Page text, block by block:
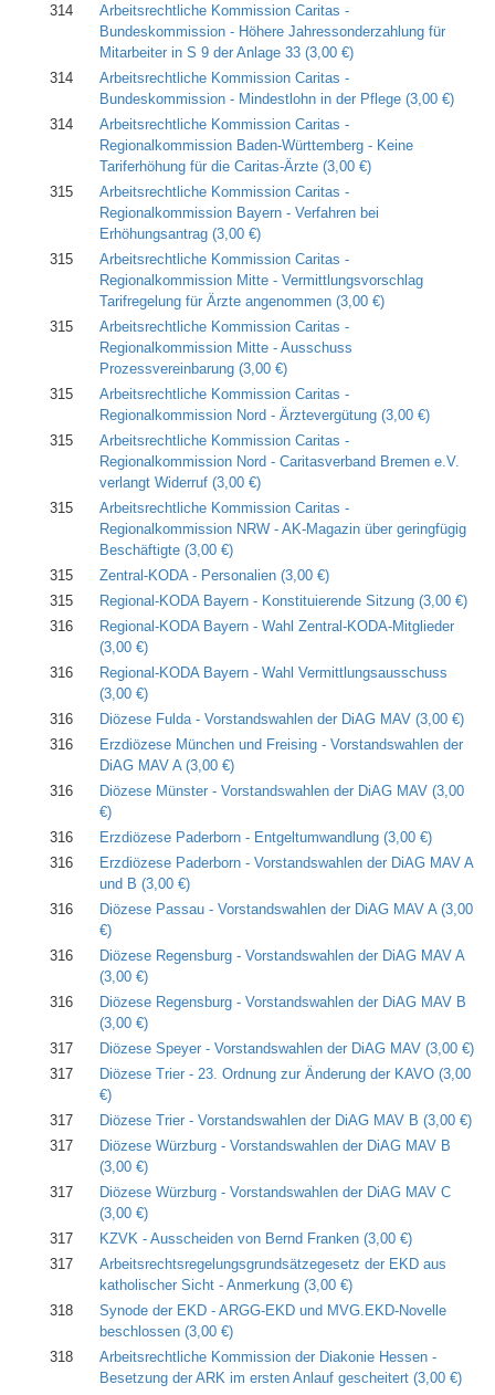
314
Arbeitsrechtliche Kommission Caritas -
Bundeskommission - Höhere Jahressonderzahlung für
Mitarbeiter in S 9 der Anlage 33 (3,00 €)
314
Arbeitsrechtliche Kommission Caritas -
Bundeskommission - Mindestlohn in der Pflege (3,00 €)
314
Arbeitsrechtliche Kommission Caritas -
Regionalkommission Baden-Württemberg - Keine
Tariferhöhung für die Caritas-Ärzte (3,00 €)
315
Arbeitsrechtliche Kommission Caritas -
Regionalkommission Bayern - Verfahren bei
Erhöhungsantrag (3,00 €)
315
Arbeitsrechtliche Kommission Caritas -
Regionalkommission Mitte - Vermittlungsvorschlag
Tarifregelung für Ärzte angenommen (3,00 €)
315
Arbeitsrechtliche Kommission Caritas -
Regionalkommission Mitte - Ausschuss
Prozessvereinbarung (3,00 €)
315
Arbeitsrechtliche Kommission Caritas -
Regionalkommission Nord - Ärztevergütung (3,00 €)
315
Arbeitsrechtliche Kommission Caritas -
Regionalkommission Nord - Caritasverband Bremen e.V.
verlangt Widerruf (3,00 €)
315
Arbeitsrechtliche Kommission Caritas -
Regionalkommission NRW - AK-Magazin über geringfügig
Beschäftigte (3,00 €)
315
Zentral-KODA - Personalien (3,00 €)
315
Regional-KODA Bayern - Konstituierende Sitzung (3,00 €)
316
Regional-KODA Bayern - Wahl Zentral-KODA-Mitglieder
(3,00 €)
316
Regional-KODA Bayern - Wahl Vermittlungsausschuss
(3,00 €)
316
Diözese Fulda - Vorstandswahlen der DiAG MAV (3,00 €)
316
Erzdiözese München und Freising - Vorstandswahlen der
DiAG MAV A (3,00 €)
316
Diözese Münster - Vorstandswahlen der DiAG MAV (3,00
€)
316
Erzdiözese Paderborn - Entgeltumwandlung (3,00 €)
316
Erzdiözese Paderborn - Vorstandswahlen der DiAG MAV A
und B (3,00 €)
316
Diözese Passau - Vorstandswahlen der DiAG MAV A (3,00
€)
316
Diözese Regensburg - Vorstandswahlen der DiAG MAV A
(3,00 €)
316
Diözese Regensburg - Vorstandswahlen der DiAG MAV B
(3,00 €)
317
Diözese Speyer - Vorstandswahlen der DiAG MAV (3,00 €)
317
Diözese Trier - 23. Ordnung zur Änderung der KAVO (3,00
€)
317
Diözese Trier - Vorstandswahlen der DiAG MAV B (3,00 €)
317
Diözese Würzburg - Vorstandswahlen der DiAG MAV B
(3,00 €)
317
Diözese Würzburg - Vorstandswahlen der DiAG MAV C
(3,00 €)
317
KZVK - Ausscheiden von Bernd Franken (3,00 €)
317
Arbeitsrechtsregelungsgrundsätzegesetz der EKD aus
katholischer Sicht - Anmerkung (3,00 €)
318
Synode der EKD - ARGG-EKD und MVG.EKD-Novelle
beschlossen (3,00 €)
318
Arbeitsrechtliche Kommission­ der Diakonie Hessen -
Besetzung der ARK im ersten Anlauf gescheitert (3,00 €)